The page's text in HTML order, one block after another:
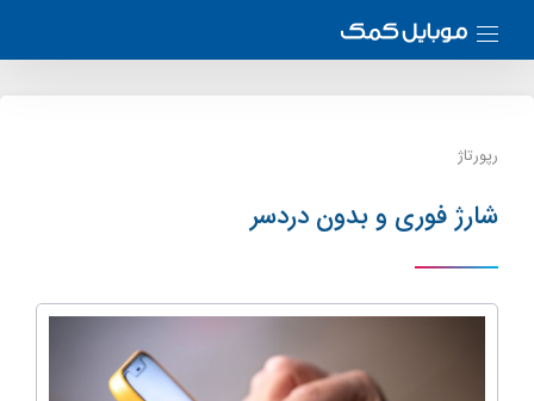
رپورتاژ
شارژ فوری و بدون دردسر